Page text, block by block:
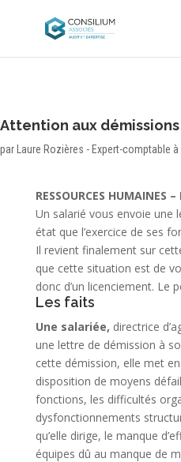
Attention aux
par Laure Rozières - Expert-comptable
RESSOURCES HUMAINES
Un salarié vous envoie une
état que l’exercice de ses
Il revient finalement sur
que cette situation est de
donc d’un licenciement. Le
Les faits
Une salariée, directrice
une lettre de démission à
cette démission, elle met
disposition de moyens
fonctions, les difficultés
dysfonctionnements
qu’elle dirige, le manque
équipes dû au manque de